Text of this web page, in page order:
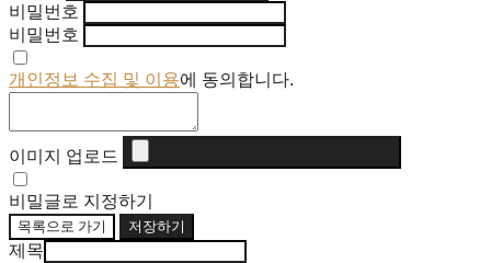
비밀번호
비밀번호
개인정보 수집 및 이용에 동의합니다.
이미지 업로드
비밀글로 지정하기
목록으로 가기 저장하기
제목